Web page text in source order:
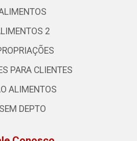
2
PARA CLIENTES
ALIMENTOS
SEM DEPTO